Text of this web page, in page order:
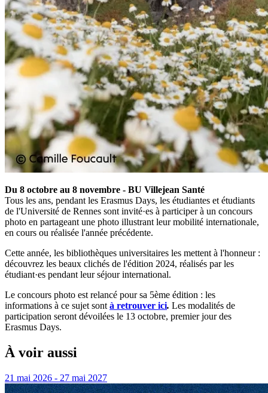
Du 8 octobre au 8 novembre - BU Villejean Santé
Tous les ans, pendant les Erasmus Days, les étudiantes et étudiants
de l'Université de Rennes sont invité·es à participer à un concours
photo en partageant une photo illustrant leur mobilité internationale,
en cours ou réalisée l'année précédente.
Cette année, les bibliothèques universitaires les mettent à l'honneur :
découvrez les beaux clichés de l'édition 2024, réalisés par les
étudiant·es pendant leur séjour international.
Le concours photo est relancé pour sa 5ème édition : les
informations à ce sujet sont à retrouver ici. Les modalités de
participation seront dévoilées le 13 octobre, premier jour des
Erasmus Days.
À voir aussi
21 mai 2026 - 27 mai 2027